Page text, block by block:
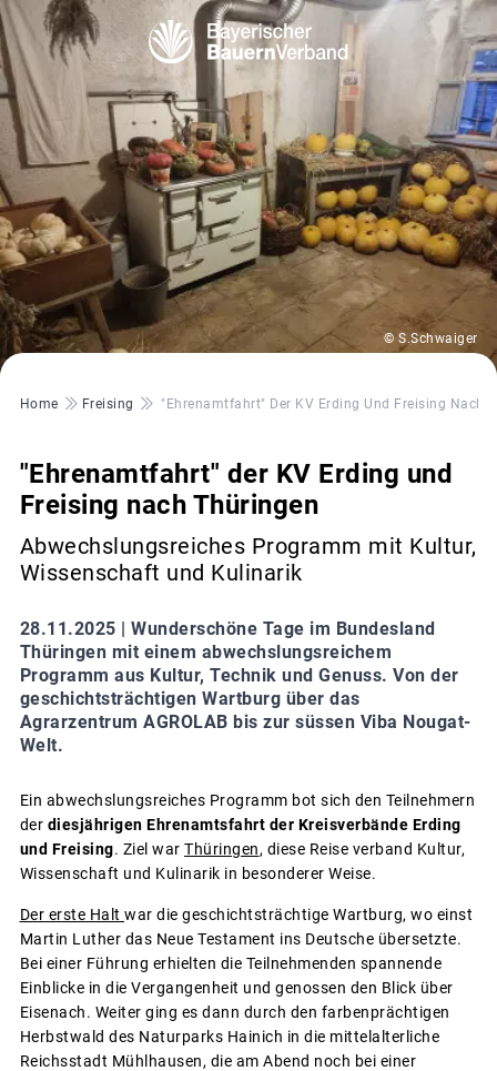
© S.Schwaiger
Pfadnavigation
Home Freising "Ehrenamtfahrt" Der KV Erding Und Freising Nach
"Ehrenamtfahrt" der KV Erding und
Freising nach Thüringen
Abwechslungsreiches Programm mit Kultur,
Wissenschaft und Kulinarik
28.11.2025 | Wunderschöne Tage im Bundesland
Thüringen mit einem abwechslungsreichem
Programm aus Kultur, Technik und Genuss. Von der
geschichtsträchtigen Wartburg über das
Agrarzentrum AGROLAB bis zur süssen Viba Nougat-
Welt.
Ein abwechslungsreiches Programm bot sich den Teilnehmern
der diesjährigen Ehrenamtsfahrt der Kreisverbände Erding
und Freising. Ziel war Thüringen, diese Reise verband Kultur,
Wissenschaft und Kulinarik in besonderer Weise.
Der erste Halt war die geschichtsträchtige Wartburg, wo einst
Martin Luther das Neue Testament ins Deutsche übersetzte.
Bei einer Führung erhielten die Teilnehmenden spannende
Einblicke in die Vergangenheit und genossen den Blick über
Eisenach. Weiter ging es dann durch den farbenprächtigen
Herbstwald des Naturparks Hainich in die mittelalterliche
Reichsstadt Mühlhausen, die am Abend noch bei einer